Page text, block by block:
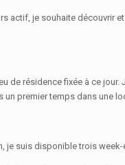
actif, je souhaite découvrir
de résidence fixée à ce
premier temps dans une
je suis disponible trois week-